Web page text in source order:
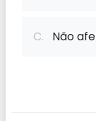
C. Não